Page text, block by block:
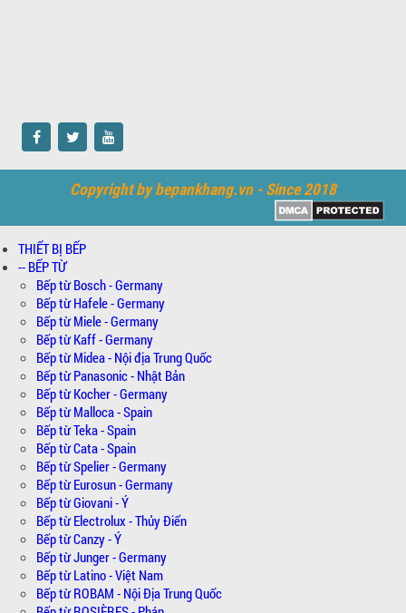
Copyright by bepankhang.vn - Since 2018
THIẾT BỊ BẾP
-- BẾP TỪ
Bếp từ Bosch - Germany
Bếp từ Hafele - Germany
Bếp từ Miele - Germany
Bếp từ Kaff - Germany
Bếp từ Midea - Nội địa Trung Quốc
Bếp từ Panasonic - Nhật Bản
Bếp từ Kocher - Germany
Bếp từ Malloca - Spain
Bếp từ Teka - Spain
Bếp từ Cata - Spain
Bếp từ Spelier - Germany
Bếp từ Eurosun - Germany
Bếp từ Giovani - Ý
Bếp từ Electrolux - Thủy Điển
Bếp từ Canzy - Ý
Bếp từ Junger - Germany
Bếp từ Latino - Việt Nam
Bếp từ ROBAM - Nội Địa Trung Quốc